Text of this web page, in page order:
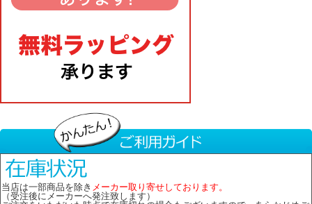
当店は一部商品を除き メーカー取り寄せしております。
（受注後にメーカーへ発注致します）